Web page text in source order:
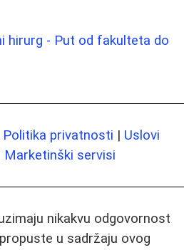
hirurg - Put od fakulteta do
Politika privatnosti | Uslovi
Marketinški servisi
nikakvu odgovornost
u sadržaju ovog